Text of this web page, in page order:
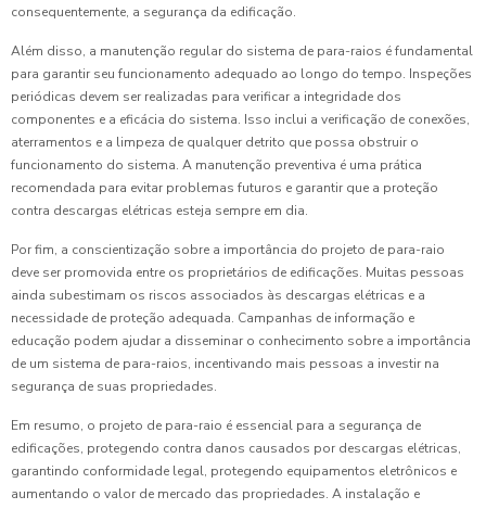
consequentemente, a segurança da edificação.
Além disso, a manutenção regular do sistema de para-raios é fundamental
para garantir seu funcionamento adequado ao longo do tempo. Inspeções
periódicas devem ser realizadas para verificar a integridade dos
componentes e a eficácia do sistema. Isso inclui a verificação de conexões,
aterramentos e a limpeza de qualquer detrito que possa obstruir o
funcionamento do sistema. A manutenção preventiva é uma prática
recomendada para evitar problemas futuros e garantir que a proteção
contra descargas elétricas esteja sempre em dia.
Por fim, a conscientização sobre a importância do projeto de para-raio
deve ser promovida entre os proprietários de edificações. Muitas pessoas
ainda subestimam os riscos associados às descargas elétricas e a
necessidade de proteção adequada. Campanhas de informação e
educação podem ajudar a disseminar o conhecimento sobre a importância
de um sistema de para-raios, incentivando mais pessoas a investir na
segurança de suas propriedades.
Em resumo, o projeto de para-raio é essencial para a segurança de
edificações, protegendo contra danos causados por descargas elétricas,
garantindo conformidade legal, protegendo equipamentos eletrônicos e
aumentando o valor de mercado das propriedades. A instalação e